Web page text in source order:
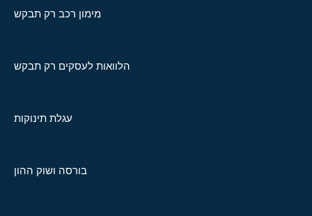
מימון רכב רק תבקש
הלוואות לעסקים רק תבקש
עגלת תינוקות
בורסה ושוק ההון